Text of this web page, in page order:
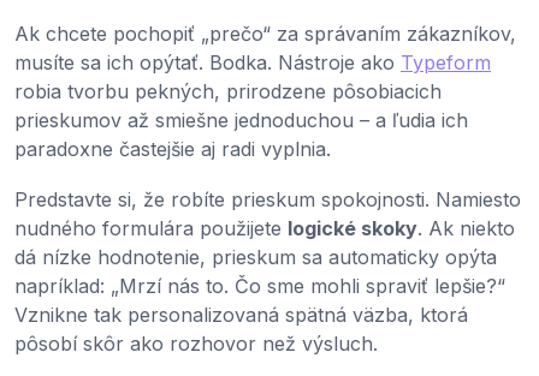
Ak chcete pochopiť „prečo“ za správaním zákazníkov,
musíte sa ich opýtať. Bodka. Nástroje ako Typeform
robia tvorbu pekných, prirodzene pôsobiacich
prieskumov až smiešne jednoduchou – a ľudia ich
paradoxne častejšie aj radi vyplnia.
Predstavte si, že robíte prieskum spokojnosti. Namiesto
nudného formulára použijete logické skoky. Ak niekto
dá nízke hodnotenie, prieskum sa automaticky opýta
napríklad: „Mrzí nás to. Čo sme mohli spraviť lepšie?“
Vznikne tak personalizovaná spätná väzba, ktorá
pôsobí skôr ako rozhovor než výsluch.